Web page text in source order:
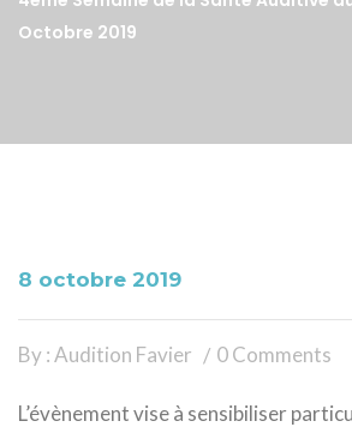
Octobre 2019
8 octobre 2019
By : Audition Favier 0 Comments
L’évènement vise à sensibiliser